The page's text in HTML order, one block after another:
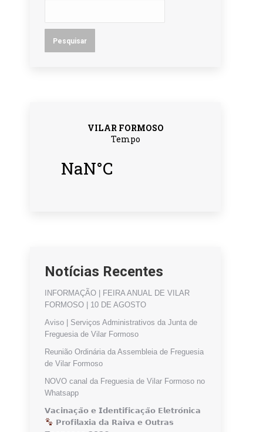
Pesquisar
Notícias Recentes
INFORMAÇÃO | FEIRA ANUAL DE VILAR
FORMOSO | 10 DE AGOSTO
Aviso | Serviços Administrativos da Junta de
Freguesia de Vilar Formoso
Reunião Ordinária da Assembleia de Freguesia
de Vilar Formoso
NOVO canal da Freguesia de Vilar Formoso no
Whatsapp
𝗩𝗮𝗰𝗶𝗻𝗮𝗰̧𝗮̃𝗼 𝗲 𝗜𝗱𝗲𝗻𝘁𝗶𝗳𝗶𝗰𝗮𝗰̧𝗮̃𝗼 𝗘𝗹𝗲𝘁𝗿𝗼́𝗻𝗶𝗰𝗮
𝗣𝗿𝗼𝗳𝗶𝗹𝗮𝘅𝗶𝗮 𝗱𝗮 𝗥𝗮𝗶𝘃𝗮 𝗲 𝗢𝘂𝘁𝗿𝗮𝘀